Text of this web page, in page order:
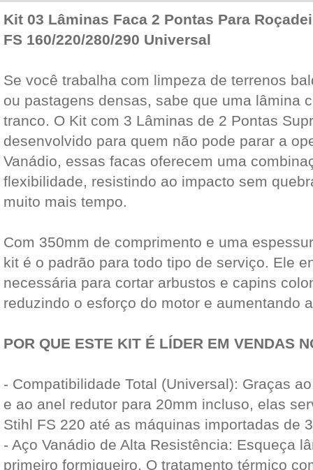
Kit 03 Lâminas Faca 2 Pontas Para
FS 160/220/280/290 Universal
Se você trabalha com limpeza de terrenos
ou pastagens densas, sabe que uma lâmina
tranco. O Kit com 3 Lâminas de 2 Pontas
desenvolvido para quem não pode parar a
Vanádio, essas facas oferecem uma
flexibilidade, resistindo ao impacto sem
muito mais tempo.
Com 350mm de comprimento e uma
kit é o padrão para todo tipo de serviço. Ele
necessária para cortar arbustos e capins
reduzindo o esforço do motor e aumentando
POR QUE ESTE KIT É LÍDER EM VENDAS
- Compatibilidade Total (Universal): Graças
e ao anel redutor para 20mm incluso, elas
Stihl FS 220 até as máquinas importadas de
- Aço Vanádio de Alta Resistência: Esqueça
primeiro formigueiro. O tratamento térmico